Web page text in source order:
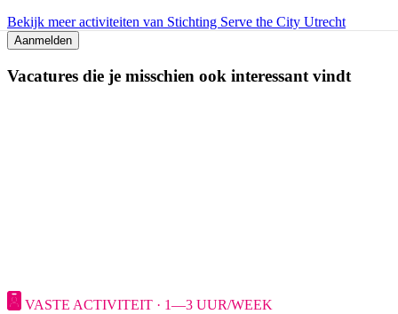
Bekijk meer activiteiten van Stichting Serve the City Utrecht
Aanmelden
Vacatures die je misschien ook interessant vindt
VASTE ACTIVITEIT · 1—3 UUR/WEEK